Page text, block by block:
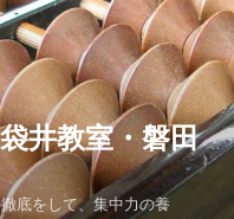
井教室・磐田
底をして、集中力の養